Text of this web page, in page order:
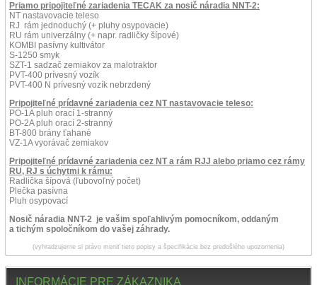
INFORMÁCIE PRE ZÁKAZNIKA
Priamo pripojiteľné zariadenia TECAK za nosič náradia NNT-2:
NT nastavovacie teleso
RJ rám jednoduchý (+ pluhy osypovacie)
RU rám univerzálny (+ napr. radličky šípové)
KOMBI pasívny kultivátor
S-1250 smyk
SZT-1 sadzač zemiakov za malotraktor
PVT-400 prívesný vozík
PVT-400 N prívesný vozík nebrzdený
Pripojiteľné prídavné zariadenia cez NT nastavovacie teleso:
PO-1A pluh orací 1-stranný
PO-2A pluh orací 2-stranný
BT-800 brány ťahané
VZ-1A vyorávač zemiakov
Pripojiteľné prídavné zariadenia cez NT a rám RJJ alebo priamo cez rámy
RU, RJ s úchytmi k rámu:
Radlička šípová (ľubovoľný počet)
Plečka pasívna
Pluh osypovací
Nosič náradia NNT-2 je vašim spoľahlivým pomocníkom, oddaným
a tichým spoločníkom do vašej záhrady.
(vyhradzujeme si právo meniť tieto popisy a špecifikácie bez predošlého upozornenia)